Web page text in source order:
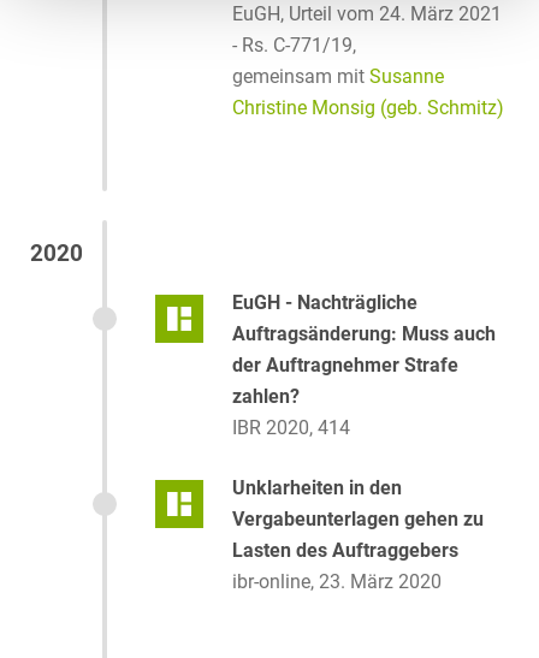
EuGH, Urteil vom 24. März 2021
- Rs. C-771/19,
gemeinsam mit Susanne
Christine Monsig (geb. Schmitz)
2020
EuGH - Nachträgliche
Auftragsänderung: Muss auch
der Auftragnehmer Strafe
zahlen?
IBR 2020, 414
Unklarheiten in den
Vergabeunterlagen gehen zu
Lasten des Auftraggebers
ibr-online, 23. März 2020